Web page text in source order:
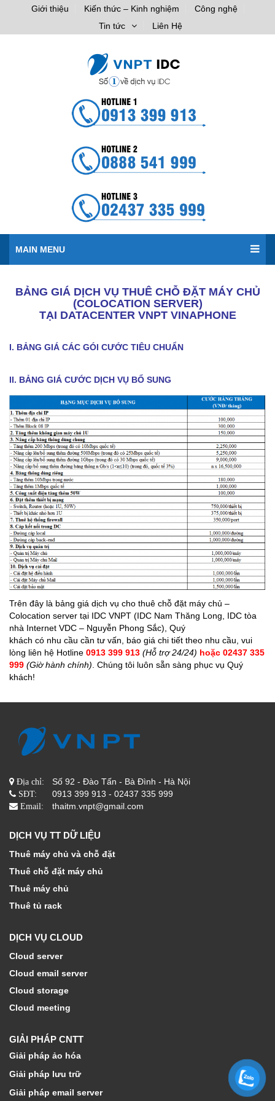
Giới thiệu Kiến thức – Kinh nghiệm
Công nghệ
Tin tức
Liên Hệ
MAIN MENU
BẢNG GIÁ DỊCH VỤ THUÊ CHỖ ĐẶT MÁY CHỦ
(COLOCATION SERVER)
TẠI DATACENTER VNPT VINAPHONE
I. BẢNG GIÁ CÁC GÓI CƯỚC TIÊU CHUẨN
II. BẢNG GIÁ CƯỚC DỊCH VỤ BỔ SUNG
Trên đây là bảng giá dịch vụ cho thuê chỗ đặt máy chủ –
Colocation server tại IDC VNPT (IDC Nam Thăng Long, IDC tòa
nhà Internet VDC – Nguyễn Phong Sắc), Quý
khách có nhu cầu cần tư vấn, báo giá chi tiết theo nhu cầu, vui
lòng liên hệ Hotline 0913 399 913 (Hỗ trợ 24/24) hoặc 02437 335
999 (Giờ hành chính). Chúng tôi luôn sẵn sàng phục vụ Quý
khách!
Địa chỉ: Số 92 - Đào Tấn - Bà Đình - Hà Nội
SĐT: 0913 399 913 - 02437 335 999
Email: thaitm.vnpt@gmail.com
DỊCH VỤ TT DỮ LIỆU
Thuê máy chủ và chỗ đặt
Thuê chỗ đặt máy chủ
Thuê máy chủ
Thuê tủ rack
DỊCH VỤ CLOUD
Cloud server
Cloud email server
Cloud storage
Cloud meeting
GIẢI PHÁP CNTT
Giải pháp ảo hóa
Giải pháp lưu trữ
Giải pháp email server